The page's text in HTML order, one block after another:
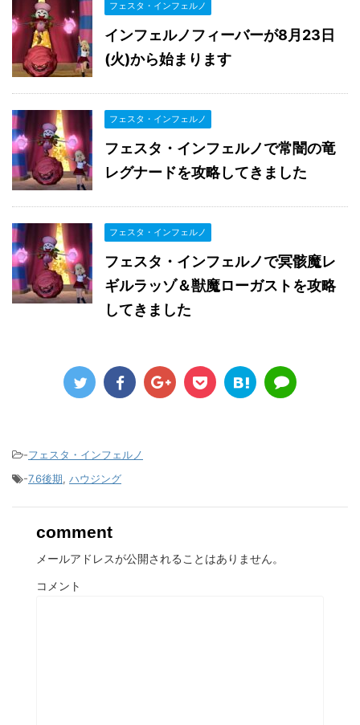
フェスタ・インフェルノ
インフェルノフィーバーが8月23日
(火)から始まります
フェスタ・インフェルノ
フェスタ・インフェルノで常闇の竜
レグナードを攻略してきました
フェスタ・インフェルノ
フェスタ・インフェルノで冥骸魔レ
ギルラッゾ＆獣魔ローガストを攻略
してきました
-フェスタ・インフェルノ
-7.6後期, ハウジング
comment
メールアドレスが公開されることはありません。
コメント